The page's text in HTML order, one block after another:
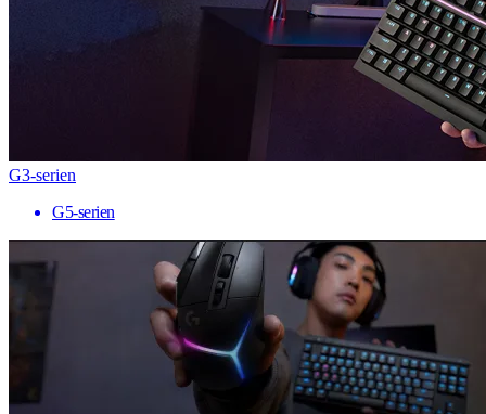
G3-serien
G5-serien